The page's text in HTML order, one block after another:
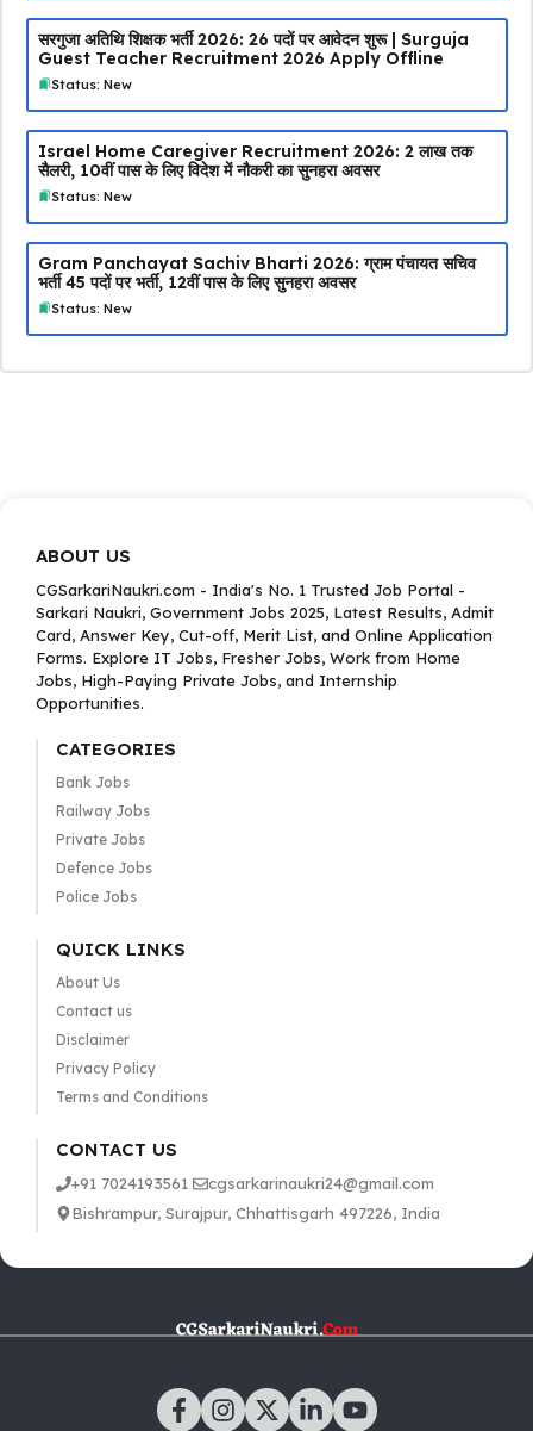
सरगुजा अतिथि शिक्षक भर्ती 2026: 26 पदों पर आवेदन शुरू | Surguja
Guest Teacher Recruitment 2026 Apply Offline
Status: New
Israel Home Caregiver Recruitment 2026: ₹2 लाख तक
सैलरी, 10वीं पास के लिए विदेश में नौकरी का सुनहरा अवसर
Status: New
Gram Panchayat Sachiv Bharti 2026: ग्राम पंचायत सचिव
भर्ती 45 पदों पर भर्ती, 12वीं पास के लिए सुनहरा अवसर
Status: New
ABOUT US
CGSarkariNaukri.com - India's No. 1 Trusted Job Portal -
Sarkari Naukri, Government Jobs 2025, Latest Results, Admit
Card, Answer Key, Cut-off, Merit List, and Online Application
Forms. Explore IT Jobs, Fresher Jobs, Work from Home
Jobs, High-Paying Private Jobs, and Internship
Opportunities.
CATEGORIES
Bank Jobs
Railway Jobs
Private Jobs
Defence Jobs
Police Jobs
QUICK LINKS
About Us
Contact us
Disclaimer
Privacy Policy
Terms and Conditions
CONTACT US
+91 7024193561
cgsarkarinaukri24@gmail.com
Bishrampur, Surajpur, Chhattisgarh 497226, India